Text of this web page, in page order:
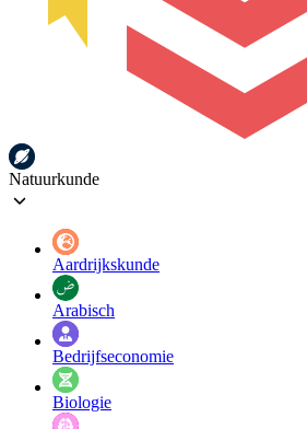
Natuurkunde
Aardrijkskunde
Arabisch
Bedrijfseconomie
Biologie